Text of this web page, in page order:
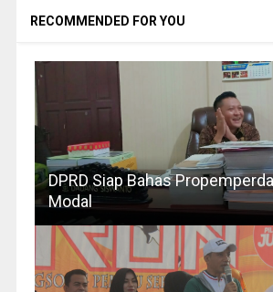
RECOMMENDED FOR YOU
DPRD Siap Bahas
Modal